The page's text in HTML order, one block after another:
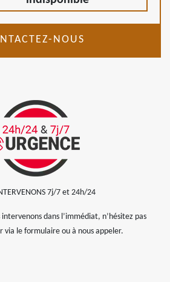
NOUS
7j/7 et 24h/24
intervenons dans l’immédiat, n’hésitez pas
via le formulaire ou à nous appeler.